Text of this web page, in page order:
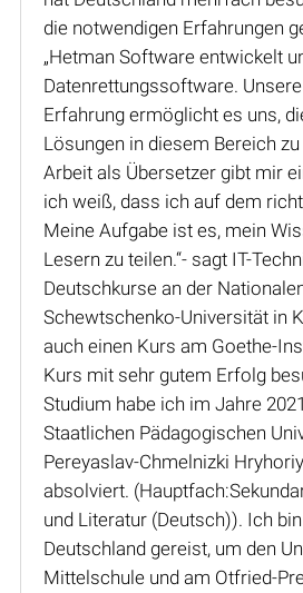
die notwendigen Erfahrungen
„Hetman Software entwickelt
Datenrettungssoftware.
Erfahrung ermöglicht es uns,
Lösungen in diesem Bereich
Arbeit als Übersetzer gibt mir
ich weiß, dass ich auf dem
Meine Aufgabe ist es, mein
Lesern zu teilen.“- sagt IT-
Deutschkurse an der
Schewtschenko-Universität in
auch einen Kurs am Goethe-
Kurs mit sehr gutem Erfolg
Studium habe ich im Jahre
Staatlichen Pädagogischen
Pereyaslav-Chmelnizki
absolviert.
und Literatur (Deutsch)). Ich
Deutschland gereist, um den
Mittelschule und am Otfried-